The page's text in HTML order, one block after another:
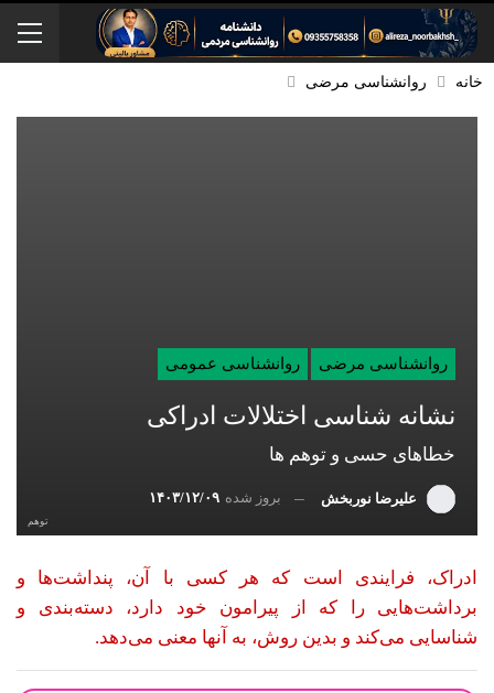
خانه روانشناسی مرضی
روانشناسی مرضی روانشناسی عمومی
نشانه شناسی اختلالات ادراکی
خطاهای حسی و توهم ها
علیرضا نوربخش بروز شده ۱۴۰۳/۱۲/۰۹
توهم
ادراک، فرایندی است که هر کسی با آن، پنداشت‌ها و
برداشت‌هایی را که از پیرامون خود دارد، دسته‌بندی و
شناسایی می‌کند و بدین روش، به آنها معنی می‌دهد.